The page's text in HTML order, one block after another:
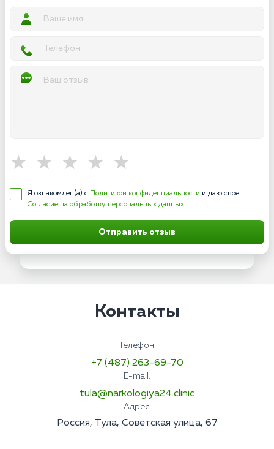
Я ознакомлен(а) с Политикой конфиденциальности и даю свое
Согласие на обработку персональных данных
Отправить отзыв
Контакты
Телефон:
+7 (487) 263-69-70
E-mail:
tula@narkologiya24.clinic
Адрес:
Россия, Тула, Советская улица, 67